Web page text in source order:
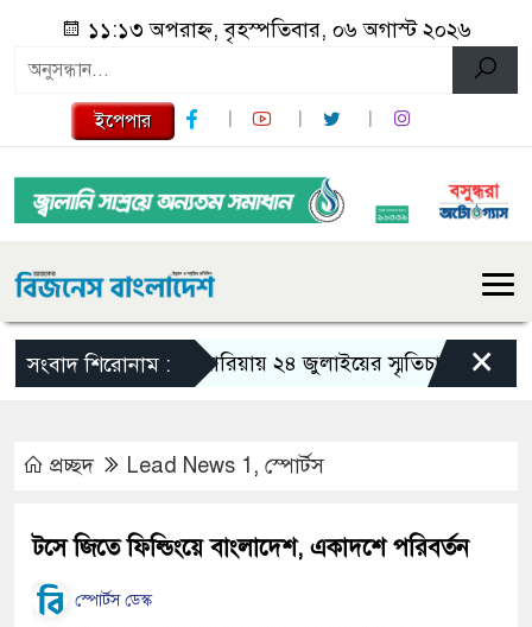
১১:১৩ অপরাহ্ন, বৃহস্পতিবার, ০৬ অগাস্ট ২০২৬
ইপেপার
সংবাদ শিরোনাম :গজারিয়ায় ২৪ জুলাইয়ের স্মৃতিচারণ: গুমের×
প্রচ্ছদ Lead News 1 , স্পোর্টস
টসে জিতে ফিল্ডিংয়ে বাংলাদেশ, একাদশে পরিবর্তন
স্পোর্টস ডেস্ক